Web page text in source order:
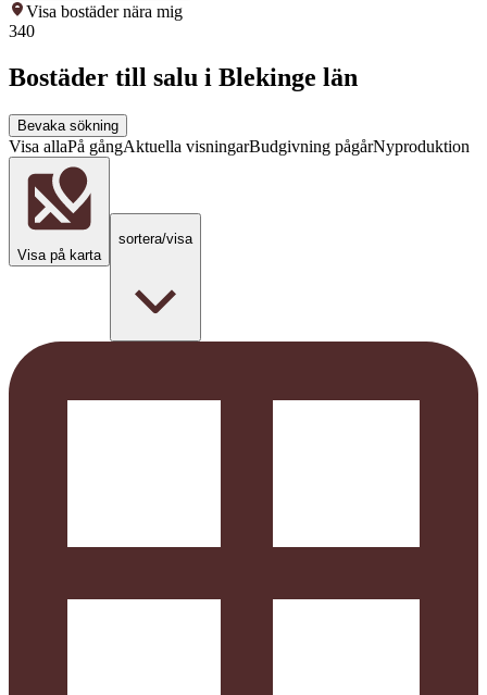
Visa bostäder nära mig
340
Bostäder till salu i Blekinge län
Bevaka sökning
Visa allaPå gångAktuella visningarBudgivning pågårNyproduktion
Visa på karta
sortera/visa